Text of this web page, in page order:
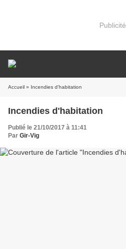
Publicité
Accueil » Incendies d'habitation
Incendies d'habitation
Publié le 21/10/2017 à 11:41
Par Gir-Vig